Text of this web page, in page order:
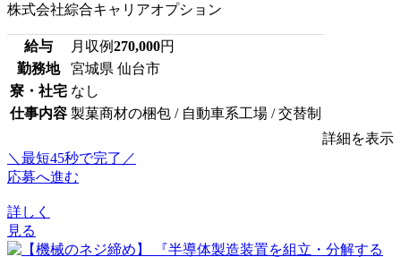
株式会社綜合キャリアオプション
給与 月収例270,000円
勤務地
宮城県 仙台市
寮・社宅 なし
仕事内容 製菓商材の梱包 / 自動車系工場 / 交替制
詳細を表示
＼最短45秒で完了／
応募へ進む
詳しく
見る